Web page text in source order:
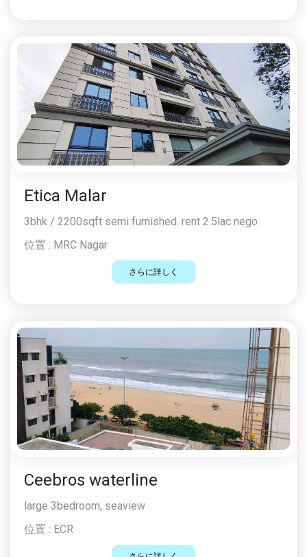
Etica Malar
3bhk / 2200sqft semi furnished. rent 2.5lac nego
位置 : MRC Nagar
さらに詳しく
Ceebros waterline
large 3bedroom, seaview
位置 : ECR